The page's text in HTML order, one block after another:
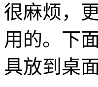
很麻烦，
用的。下
具放到桌